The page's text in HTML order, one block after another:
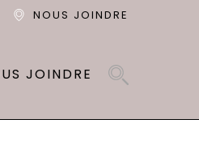
NOUS JOINDRE
JOINDRE